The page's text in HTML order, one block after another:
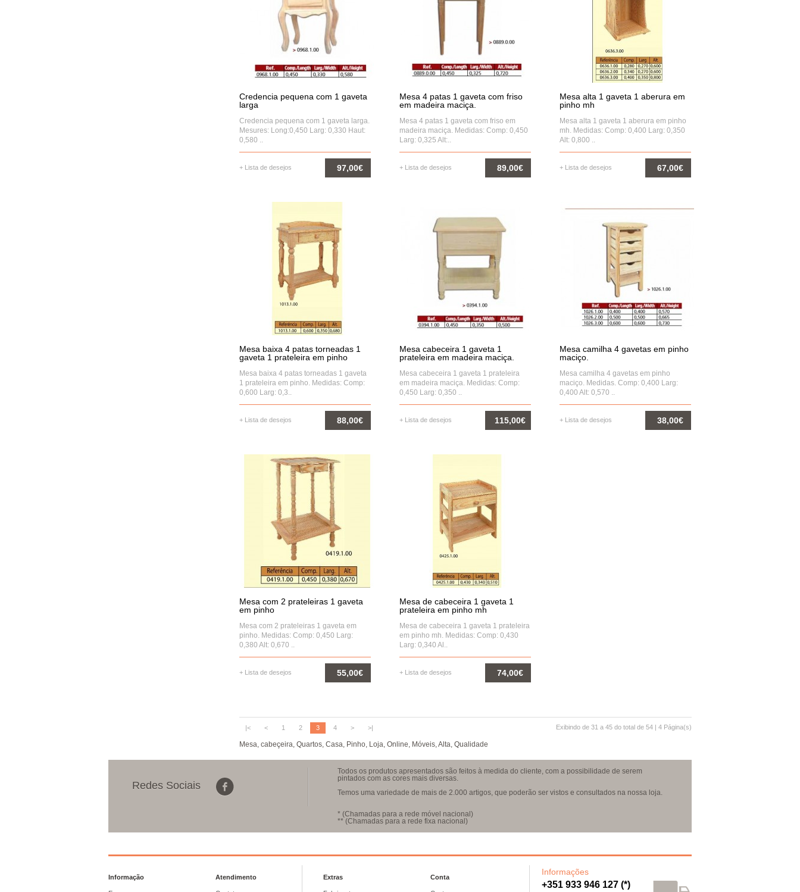
Credencia pequena com 1 gaveta
larga
Credencia pequena com 1 gaveta larga.
Mesures: Long:0,450 Larg: 0,330 Haut:
0,580 ..
+ Lista de desejos 97,00€
Mesa 4 patas 1 gaveta com friso
em madeira maciça.
Mesa 4 patas 1 gaveta com friso em
madeira maciça. Medidas: Comp: 0,450
Larg: 0,325 Alt:..
+ Lista de desejos 89,00€
Mesa alta 1 gaveta 1 aberura em
pinho mh
Mesa alta 1 gaveta 1 aberura em pinho
mh. Medidas: Comp: 0,400 Larg: 0,350
Alt: 0,800 ..
+ Lista de desejos 67,00€
Mesa baixa 4 patas torneadas 1
gaveta 1 prateleira em pinho
Mesa baixa 4 patas torneadas 1 gaveta
1 prateleira em pinho. Medidas: Comp:
0,600 Larg: 0,3..
+ Lista de desejos 88,00€
Mesa cabeceira 1 gaveta 1
prateleira em madeira maciça.
Mesa cabeceira 1 gaveta 1 prateleira
em madeira maciça. Medidas: Comp:
0,450 Larg: 0,350 ..
+ Lista de desejos 115,00€
Mesa camilha 4 gavetas em pinho
maciço.
Mesa camilha 4 gavetas em pinho
maciço. Medidas. Comp: 0,400 Larg:
0,400 Alt: 0,570 ..
+ Lista de desejos 38,00€
Mesa com 2 prateleiras 1 gaveta
em pinho
Mesa com 2 prateleiras 1 gaveta em
pinho. Medidas: Comp: 0,450 Larg:
0,380 Alt: 0,670 ..
+ Lista de desejos 55,00€
Mesa de cabeceira 1 gaveta 1
prateleira em pinho mh
Mesa de cabeceira 1 gaveta 1 prateleira
em pinho mh. Medidas: Comp: 0,430
Larg: 0,340 Al..
+ Lista de desejos 74,00€
|< < 1 2 3 4 > >| Exibindo de 31 a 45 do total de 54 | 4 Página(s)
Mesa, cabeçeira, Quartos, Casa, Pinho, Loja, Online, Móveis,Alta, Qualidade
Redes Sociais
Todos os produtos apresentados são feitos à medida do cliente, com a possibilidade de serem
pintados com as cores mais diversas.
Temos uma variedade de mais de 2.000 artigos, que poderão ser vistos e consultados na nossa loja.
* (Chamadas para a rede móvel nacional)
** (Chamadas para a rede fixa nacional)
Informação Atendimento Extras Conta
Informações
+351 933 946 127 (*)